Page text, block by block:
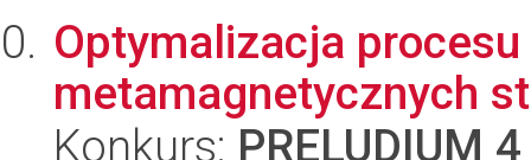
Optymalizacja
metamagnetycznych
Konkurs: PRELUDIUM 4